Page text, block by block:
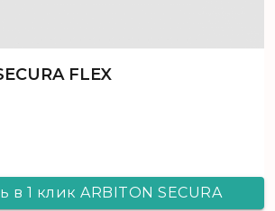
FLEX
в 1 клик ARBITON SECURA